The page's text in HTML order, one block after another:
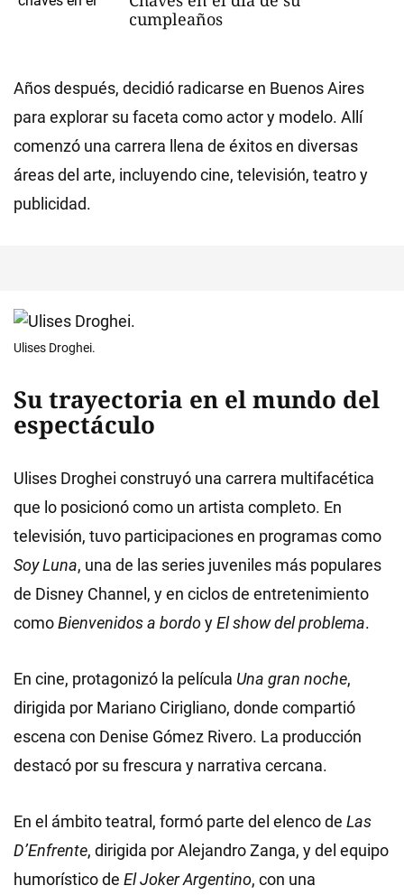
cumpleaños
Años después, decidió radicarse en Buenos Aires
para explorar su faceta como actor y modelo. Allí
comenzó una carrera llena de éxitos en diversas
áreas del arte, incluyendo cine, televisión, teatro y
publicidad.
Ulises Droghei.
Su trayectoria en el mundo del
espectáculo
Ulises Droghei construyó una carrera multifacética
que lo posicionó como un artista completo. En
televisión, tuvo participaciones en programas como
Soy Luna, una de las series juveniles más populares
de Disney Channel, y en ciclos de entretenimiento
comoBienvenidos a bordoyEl show del problema.
En cine, protagonizó la película Una gran noche,
dirigida por Mariano Cirigliano, donde compartió
escena con Denise Gómez Rivero. La producción
destacó por su frescura y narrativa cercana.
En el ámbito teatral, formó parte del elenco de Las
D’Enfrente, dirigida por Alejandro Zanga, y del equipo
humorístico de El Joker Argentino, con una